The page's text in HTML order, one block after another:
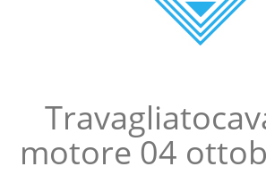
INDAGINE RIFIUTI
ECOCARD
motore 04